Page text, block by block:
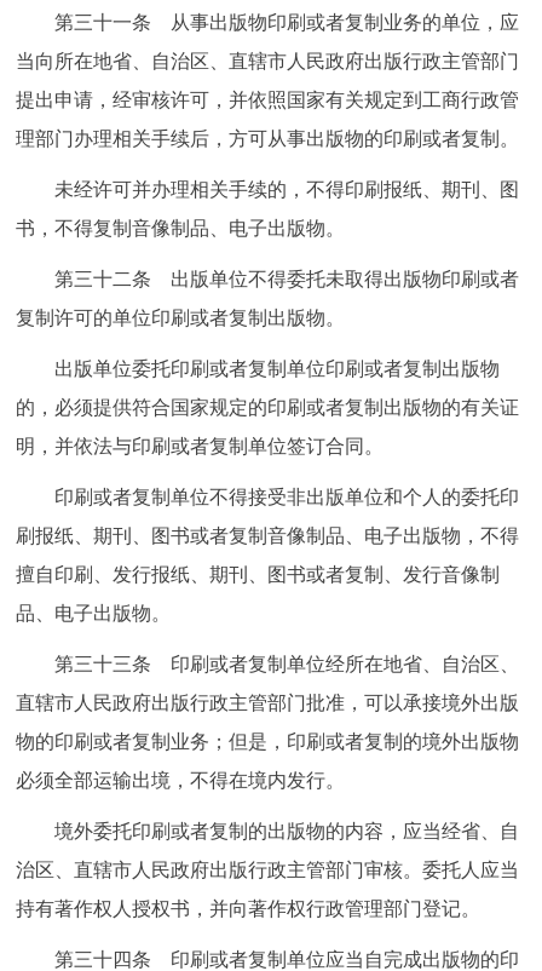
第三十一条 从事出版物印刷或者复制业务的单位，应
当向所在地省、自治区、直辖市人民政府出版行政主管部门
提出申请，经审核许可，并依照国家有关规定到工商行政管
理部门办理相关手续后，方可从事出版物的印刷或者复制。
未经许可并办理相关手续的，不得印刷报纸、期刊、图
书，不得复制音像制品、电子出版物。
第三十二条 出版单位不得委托未取得出版物印刷或者
复制许可的单位印刷或者复制出版物。
出版单位委托印刷或者复制单位印刷或者复制出版物
的，必须提供符合国家规定的印刷或者复制出版物的有关证
明，并依法与印刷或者复制单位签订合同。
印刷或者复制单位不得接受非出版单位和个人的委托印
刷报纸、期刊、图书或者复制音像制品、电子出版物，不得
擅自印刷、发行报纸、期刊、图书或者复制、发行音像制
品、电子出版物。
第三十三条 印刷或者复制单位经所在地省、自治区、
直辖市人民政府出版行政主管部门批准，可以承接境外出版
物的印刷或者复制业务；但是，印刷或者复制的境外出版物
必须全部运输出境，不得在境内发行。
境外委托印刷或者复制的出版物的内容，应当经省、自
治区、直辖市人民政府出版行政主管部门审核。委托人应当
持有著作权人授权书，并向著作权行政管理部门登记。
第三十四条 印刷或者复制单位应当自完成出版物的印